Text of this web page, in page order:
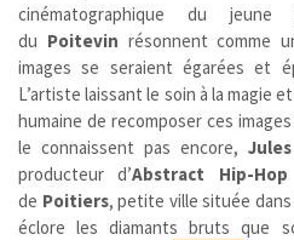
cinématographique du jeune
du Poitevin résonnent comme
images se seraient égarées et
L’artiste laissant le soin à la magie
humaine de recomposer ces
le connaissent pas encore,Jules
producteur d’Abstract Hip-Hop
de Poitiers, petite ville située dans
éclore les diamants bruts que